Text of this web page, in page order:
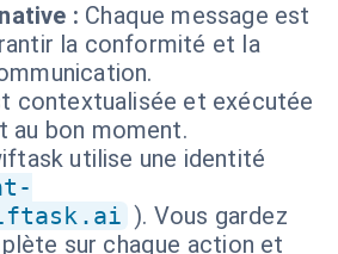
: Chaque message est
la conformité et la
contextualisée et exécutée
au bon moment.
utilise une identité
). Vous gardez
sur chaque action et